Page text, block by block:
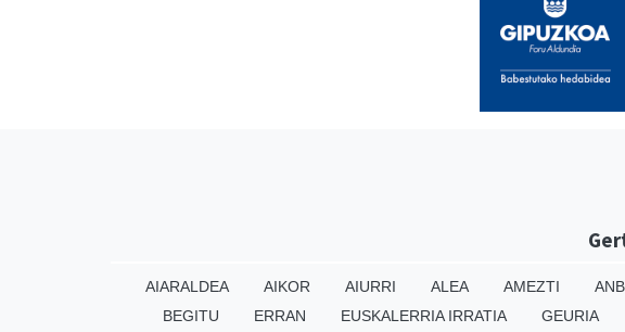
AIARALDEA AIKOR AIURRI ALEA AMEZTI
BEGITU
ERRAN EUSKALERRIA IRRATIA GEURIA